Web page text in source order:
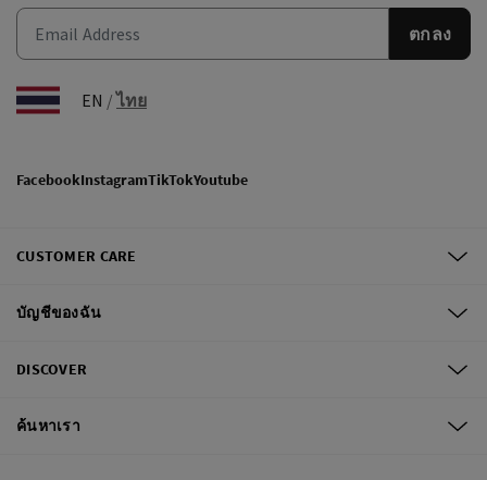
ตกลง
EN /ไทย
FacebookInstagramTikTokYoutube
CUSTOMER CARE
บัญชีของฉัน
DISCOVER
ค้นหาเรา